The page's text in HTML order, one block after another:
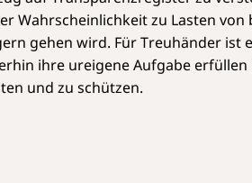
Wahrscheinlichkeit zu Lasten
gehen wird. Für Treuhänder ist
ihre ureigene Aufgabe
und zu schützen.